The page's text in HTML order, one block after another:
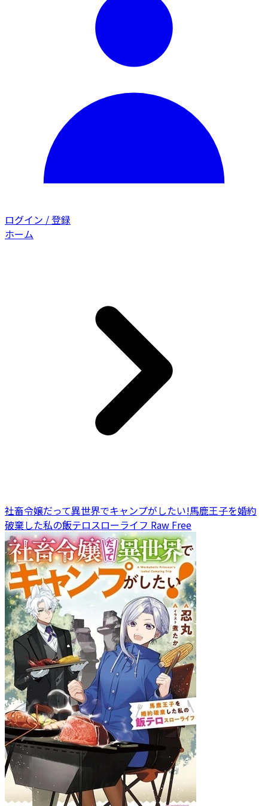
ログイン / 登録
ホーム
社畜令嬢だって異世界でキャンプがしたい!馬鹿王子を婚約
破棄した私の飯テロスローライフ Raw Free